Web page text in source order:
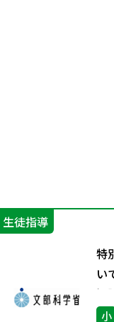
生徒指導
特
い
況
況小